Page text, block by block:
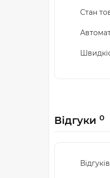
Стан
Відгуки 0